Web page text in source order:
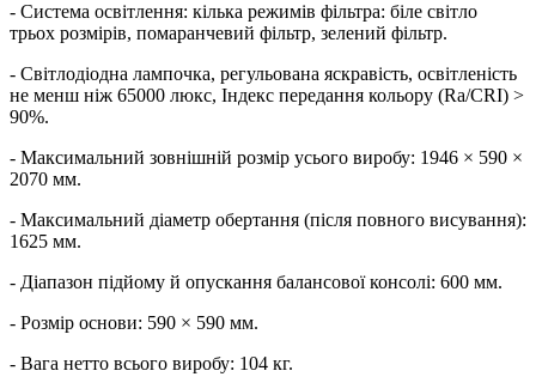
- Система освітлення: кілька режимів фільтра: біле світло
трьох розмірів, помаранчевий фільтр, зелений фільтр.
- Світлодіодна лампочка, регульована яскравість, освітленість
не менш ніж 65000 люкс, Індекс передання кольору (Ra/CRI) >
90%.
- Максимальний зовнішній розмір усього виробу: 1946 × 590 ×
2070 мм.
- Максимальний діаметр обертання (після повного висування):
1625 мм.
- Діапазон підйому й опускання балансової консолі: 600 мм.
- Розмір основи: 590 × 590 мм.
- Вага нетто всього виробу: 104 кг.